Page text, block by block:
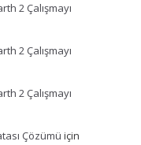
2 Çalışmayı
2 Çalışmayı
2 Çalışmayı
Çözümü için